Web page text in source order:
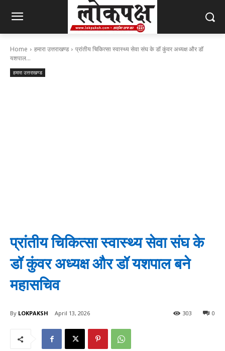
Home हमारा उत्तराखण्ड
प्रांतीय चिकित्सा स्वास्थ्य सेवा संघ के डॉ कुंवर अध्यक्ष और डॉ
यशपाल...
हमारा उत्तराखण्ड
प्रांतीय चिकित्सा स्वास्थ्य सेवा संघ के
डॉ कुंवर अध्यक्ष और डॉ यशपाल बने
महासचिव
By LOKPAKSH April 13, 2026 0
303